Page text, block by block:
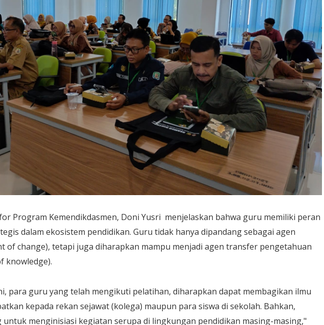
Program Kemendikdasmen, Doni Yusri menjelaskan bahwa guru memiliki peran
dalam ekosistem pendidikan. Guru tidak hanya dipandang sebagai agen
of change), tetapi juga diharapkan mampu menjadi agen transfer pengetahuan
knowledge).
para guru yang telah mengikuti pelatihan, diharapkan dapat membagikan ilmu
kepada rekan sejawat (kolega) maupun para siswa di sekolah. Bahkan,
untuk menginisiasi kegiatan serupa di lingkungan pendidikan masing-masing,"